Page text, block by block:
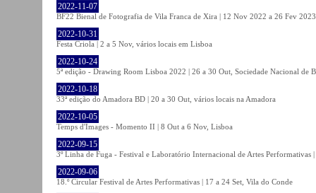
2022-11-07
BF22 Bienal de Fotografia de Vila Franca de Xira | 12 Nov 2022 a 26 Fev
2022-10-31
Festa Criola | 2 a 5 Nov, vários locais em Lisboa
2022-10-24
5ª edição - Drawing Room Lisboa 2022 | 26 a 30 Out, Sociedade Nacional de
2022-10-18
33ª edição do Amadora BD | 20 a 30 Out, vários locais na Amadora
2022-10-05
Temps d'Images - Momento II | 8 Out a 6 Nov, Lisboa
2022-09-15
3º Linha de Fuga - Festival e Laboratório Internacional de Artes Performativas
2022-09-06
18.º Circular Festival de Artes Performativas | 17 a 24 Set, Vila do Conde